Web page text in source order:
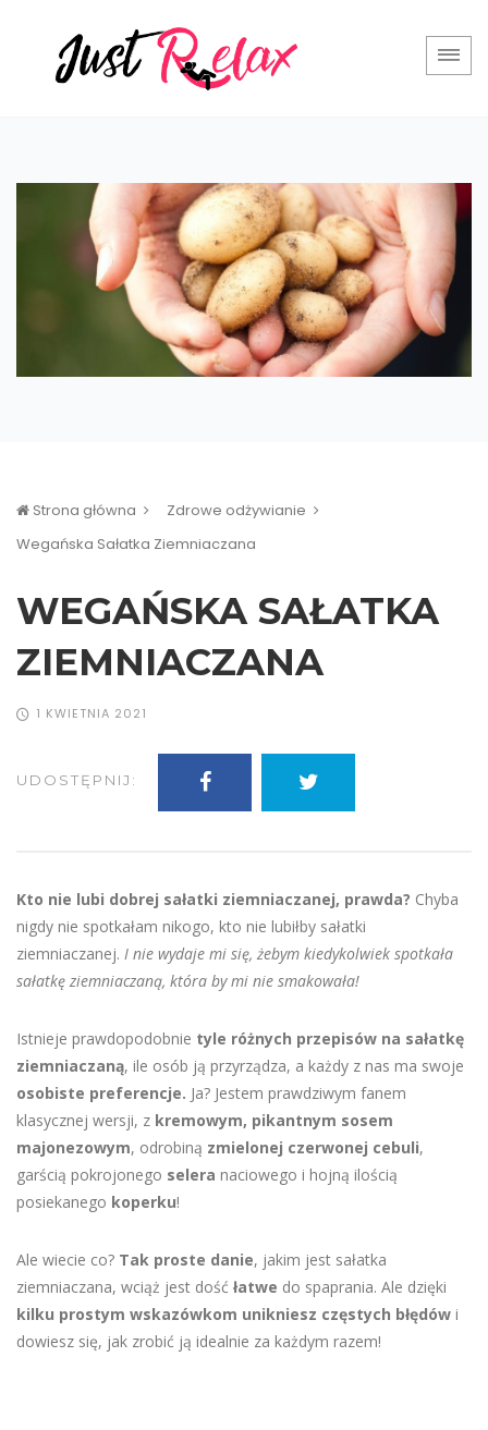
Strona główna
Zdrowe odżywianie
Wegańska Sałatka Ziemniaczana
WEGAŃSKA SAŁATKA
ZIEMNIACZANA
1 KWIETNIA 2021
UDOSTĘPNIJ:
Kto nie lubi dobrej sałatki ziemniaczanej, prawda? Chyba
nigdy nie spotkałam nikogo, kto nie lubiłby sałatki
ziemniaczanej. I nie wydaje mi się, żebym kiedykolwiek spotkała
sałatkę ziemniaczaną, która by mi nie smakowała!
Istnieje prawdopodobnie tyle różnych przepisów na sałatkę
ziemniaczaną, ile osób ją przyrządza, a każdy z nas ma swoje
osobiste preferencje. Ja? Jestem prawdziwym fanem
klasycznej wersji, z kremowym, pikantnym sosem
majonezowym, odrobiną zmielonej czerwonej cebuli,
garścią pokrojonego selera naciowego i hojną ilością
posiekanego koperku!
Ale wiecie co? Tak proste danie, jakim jest sałatka
ziemniaczana, wciąż jest dość łatwe do spaprania. Ale dzięki
kilku prostym wskazówkom unikniesz częstych błędów i
dowiesz się, jak zrobić ją idealnie za każdym razem!